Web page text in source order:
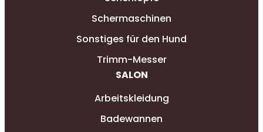
Schermaschinen
Sonstiges für den Hund
Trimm-Messer
SALON
Arbeitskleidung
Badewannen